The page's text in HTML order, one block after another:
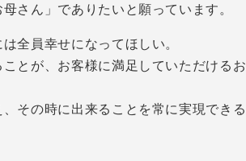
さん」でありたいと願っています。
全員幸せになってほしい。
とが、お客様に満足していただけるお
その時に出来ることを常に実現できる